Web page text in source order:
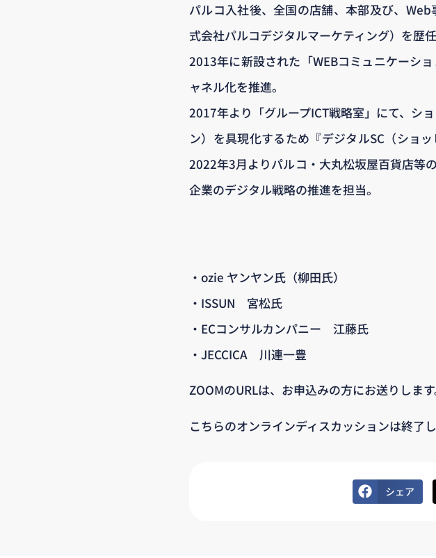
パルコ入社後、全国の店舗、本部及び、
式会社パルコデジタルマーケティング）を歴任
2013年に新設された「WEBコミュニケーシ
ャネル化を推進。
2017年より「グループICT戦略室」にて、シ
ン）を具現化するため『デジタルSC（ショ
2022年3月よりパルコ・大丸松坂屋百貨店等
企業のデジタル戦略の推進を担当。
・ozie ヤンヤン氏（柳田氏）
・ISSUN 宮松氏
・ECコンサルカンパニー 江藤氏
・JECCICA 川連一豊
ZOOMのURLは、お申込みの方にお送りします
こちらのオンラインディスカッションは終了し
シェア